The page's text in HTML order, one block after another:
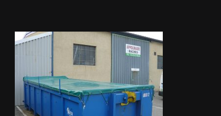
METALLERIE
ÉQUIPEMENTS AGRICOLES